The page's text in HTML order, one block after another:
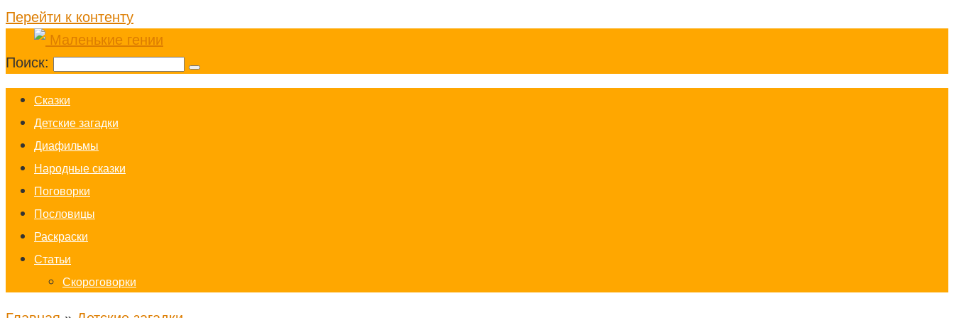
Перейти к контенту
Поиск:
Cказки
Детские загадки
Диафильмы
Народные сказки
Поговорки
Пословицы
Раскраски
Статьи
Скороговорки